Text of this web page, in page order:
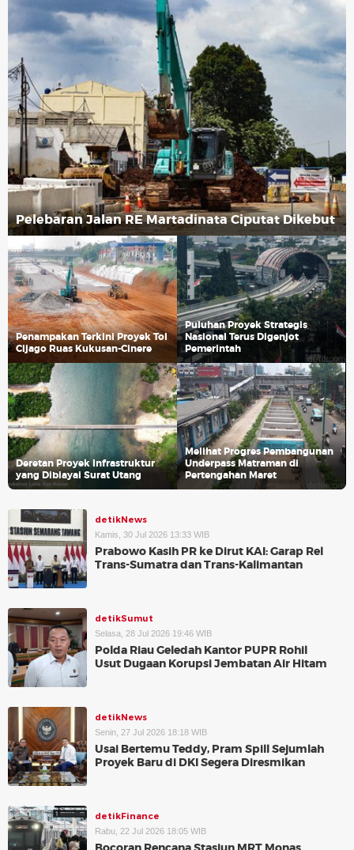
Pelebaran Jalan RE Martadinata Ciputat Dikebut
Penampakan Terkini Proyek Tol
Cijago Ruas Kukusan-Cinere
Puluhan Proyek Strategis
Nasional Terus Digenjot
Pemerintah
Deretan Proyek Infrastruktur
yang Dibiayai Surat Utang
Melihat Progres Pembangunan
Underpass Matraman di
Pertengahan Maret
detikNews
Kamis, 30 Jul 2026 13:33 WIB
Prabowo Kasih PR ke Dirut KAI: Garap Rel
Trans-Sumatra dan Trans-Kalimantan
detikSumut
Selasa, 28 Jul 2026 19:46 WIB
Polda Riau Geledah Kantor PUPR Rohil
Usut Dugaan Korupsi Jembatan Air Hitam
detikNews
Senin, 27 Jul 2026 18:18 WIB
Usai Bertemu Teddy, Pram Spill Sejumlah
Proyek Baru di DKI Segera Diresmikan
detikFinance
Rabu, 22 Jul 2026 18:05 WIB